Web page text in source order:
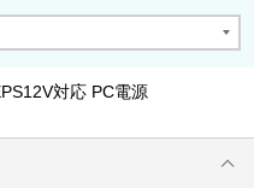
対応 PC電源